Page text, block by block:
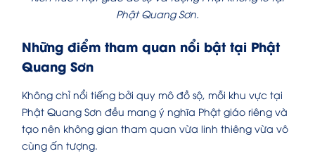
Phật Quang Sơn.
Những điểm tham quan nổi bật tại Phật
Quang Sơn
Không chỉ nổi tiếng bởi quy mô đồ sộ, mỗi khu vực tại
Phật Quang Sơn đều mang ý nghĩa Phật giáo riêng và
tạo nên không gian tham quan vừa linh thiêng vừa vô
cùng ấn tượng.